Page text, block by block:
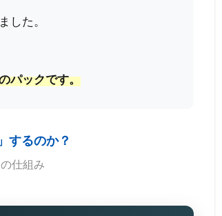
した。
パックです。
するのか？
仕組み